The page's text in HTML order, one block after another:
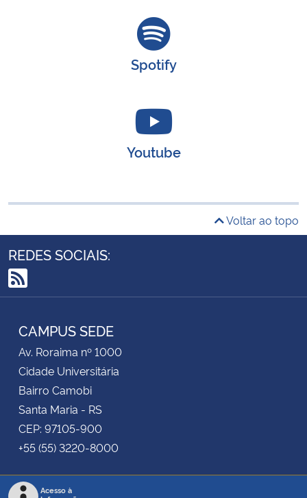
Spotify
Youtube
Voltar ao topo
REDES SOCIAIS:
RSS
CAMPUS SEDE
Av. Roraima nº 1000
Cidade Universitária
Bairro Camobi
Santa Maria - RS
CEP: 97105-900
+55 (55) 3220-8000
Acesso à